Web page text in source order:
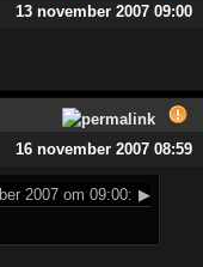
13 november 2007 09:00
16 november 2007 08:59
2007 om 09:00: ▶